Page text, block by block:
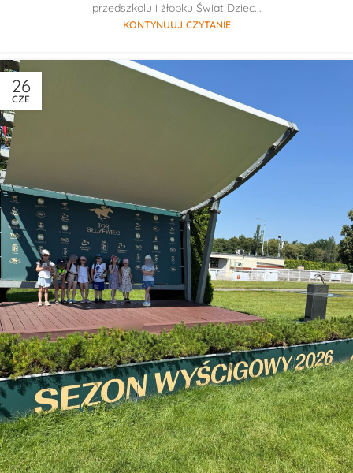
przedszkolu i żłobku Świat Dziec...
KONTYNUUJ CZYTANIE
26
CZE